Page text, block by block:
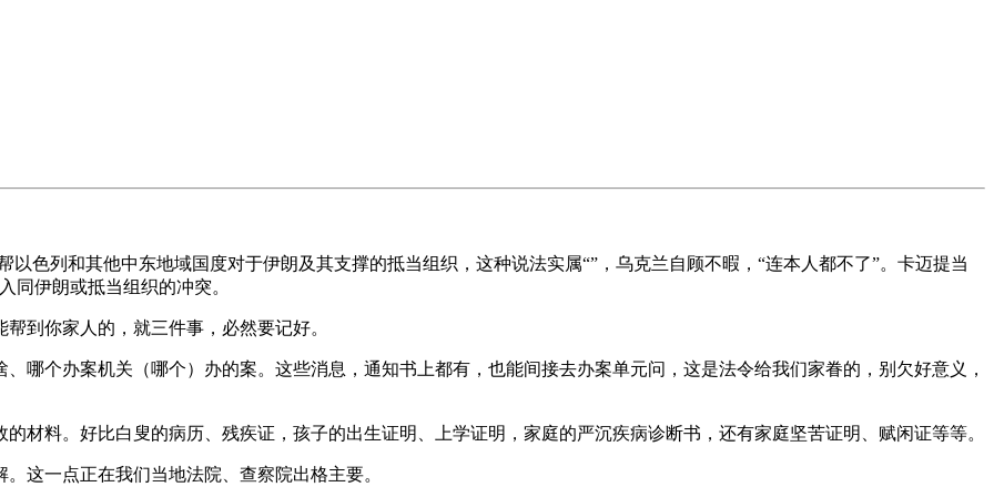
列和其他中东地域国度对于伊朗及其支撑的抵当组织，这种说法实属“”，乌克兰自顾不暇，“连本人都不了”。卡迈提当
伊朗或抵当组织的冲突。
你家人的，就三件事，必然要记好。
个办案机关（哪个）办的案。这些消息，通知书上都有，也能间接去办案单元问，这是法令给我们家眷的，别欠好意义，
料。好比白叟的病历、残疾证，孩子的出生证明、上学证明，家庭的严沉疾病诊断书，还有家庭坚苦证明、赋闲证等等。
一点正在我们当地法院、查察院出格主要。